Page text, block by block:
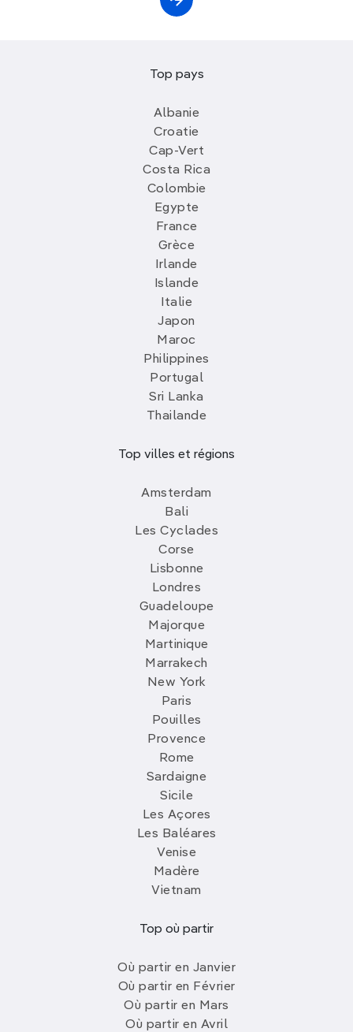
Top pays
Albanie
Croatie
Cap-Vert
Costa Rica
Colombie
Egypte
France
Grèce
Irlande
Islande
Italie
Japon
Maroc
Philippines
Portugal
Sri Lanka
Thailande
Top villes et régions
Amsterdam
Bali
Les Cyclades
Corse
Lisbonne
Londres
Guadeloupe
Majorque
Martinique
Marrakech
New York
Paris
Pouilles
Provence
Rome
Sardaigne
Sicile
Les Açores
Les Baléares
Venise
Madère
Vietnam
Top où partir
Où partir en Janvier
Où partir en Février
Où partir en Mars
Où partir en Avril